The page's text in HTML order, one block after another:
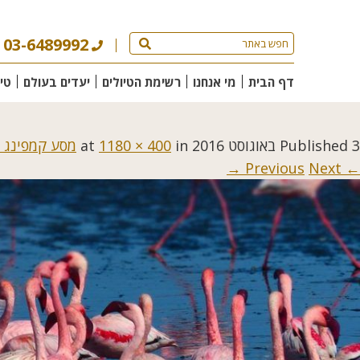
03-6489992
דף הבית מי אנחנו רשימת הטיולים יעדים בעולם
Published 3 באוגוסט 2016 1180 × 400 in
מסע
← Previous
Next →